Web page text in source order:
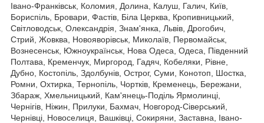
Івано-Франківськ, Коломия, Долина, Калуш, Галич, Київ,
Бориспіль, Бровари, Фастів, Біла Церква, Кропивницький,
Світловодськ, Олександрія, Знам'янка, Львів, Дрогобич,
Стрий, Жовква, Новояворівськ, Миколаїв, Первомайськ,
Вознесенськ, Южноукраїнськ, Нова Одеса, Одеса, Південний
Полтава, Кременчук, Миргород, Гадяч, Кобеляки, Рівне,
Дубно, Костопіль, Здолбунів, Острог, Суми, Конотоп, Шостка,
Ромни, Охтирка, Тернопіль, Чортків, Кременець, Бережани,
Збараж, Хмельницький, Кам'янець-Поділь Ярмолинці,
Чернігів, Ніжин, Прилуки, Бахмач, Новгород-Сіверський,
Чернівці, Новоселиця, Вашківці, Сокиряни, Заставна, Івано-